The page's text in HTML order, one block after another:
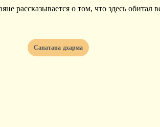
рассказывается о том, что здесь обитал
Санатана дхарма